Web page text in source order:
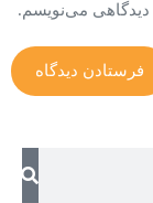
دیدگاهی می‌نویسم.